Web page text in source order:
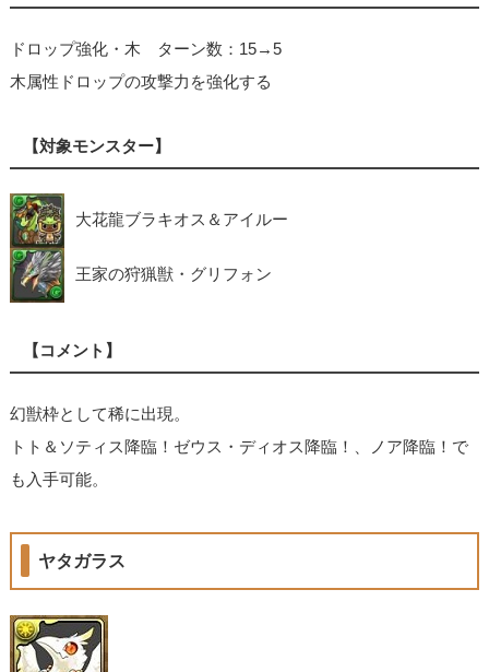
ドロップ強化・木 ターン数：15→5
木属性ドロップの攻撃力を強化する
【対象モンスター】
大花龍ブラキオス＆アイルー
王家の狩猟獣・グリフォン
【コメント】
幻獣枠として稀に出現。
トト＆ソティス降臨！ゼウス・ディオス降臨！、ノア降臨！で
も入手可能。
ヤタガラス